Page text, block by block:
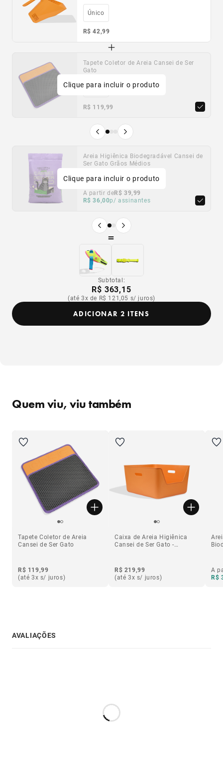
Único
R$ 42,99
Tapete Coletor de Areia Cansei de Ser
Gato
Único
R$ 119,99
Caixa de Areia Higiênica Cansei de Ser
Gato - Amarela
Único
R$ 219,99
Sacolas Biodegradáveis Cansei de Ser
Gato
Único
R$ 49,99
Clique para incluir o produto
Produto anterior
Próximo produto
Areia Higiênica Biodegradável Cansei de
Ser Gato Grãos Médios
2kg
4kg
10kg
A partir deR$ 39,99
R$ 36,00p/ assinantes
Areia Higiênica Biodegradável Cansei de
Ser Gato Grãos Finos
2kg
4kg
10kg
A partir deR$ 39,99
R$ 36,00p/ assinantes
Clique para incluir o produto
Produto anterior
Próximo produto
=
Subtotal:
R$ 363,15
(até 3x de R$ 121,05 s/ juros)
ADICIONAR 2 ITENS
Quem viu, viu também
Tapete Coletor de Areia
Cansei de Ser Gato
R$ 119,99
(até 3x s/ juros)
Caixa de Areia Higiênica
Cansei de Ser Gato -
R$ 219,99
(até 3x s/ juros)
A
R$
AVALIAÇÕES